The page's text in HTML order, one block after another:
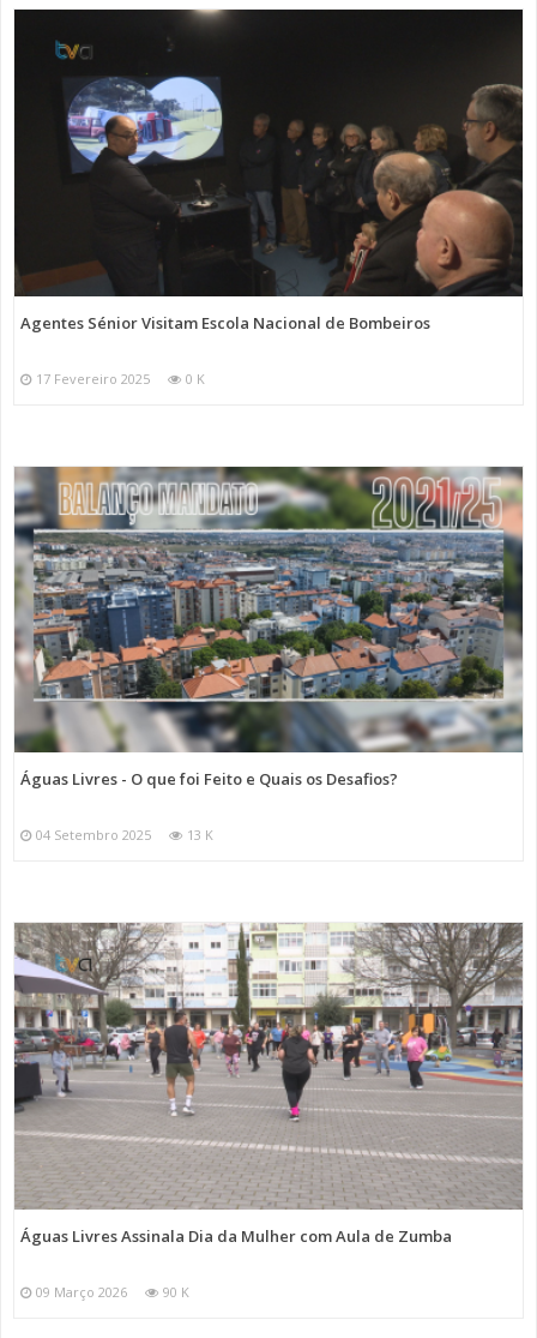
Agentes Sénior Visitam Escola Nacional de Bombeiros
17 Fevereiro 2025 0 K
Águas Livres - O que foi Feito e Quais os Desafios?
04 Setembro 2025 13 K
Águas Livres Assinala Dia da Mulher com Aula de Zumba
09 Março 2026 90 K